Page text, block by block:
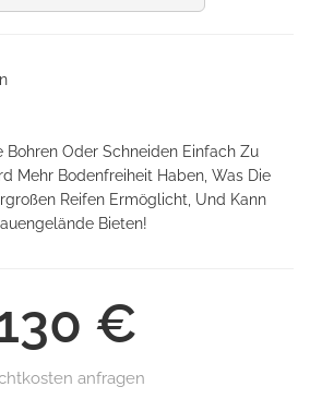
Bohren Oder Schneiden Einfach Zu
Mehr Bodenfreiheit Haben, Was Die
Reifen Ermöglicht, Und Kann
Bieten!
€
anfragen